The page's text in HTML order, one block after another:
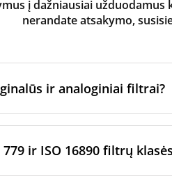
į dažniausiai užduodamus
nerandate atsakymo,
ir analoginiai filtrai?
per sertifikuotus gamybos
ir ISO 16890 filtrų